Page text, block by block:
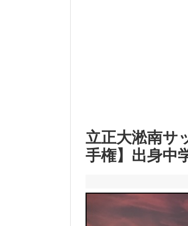
立正大淞南サ
手権】出身中